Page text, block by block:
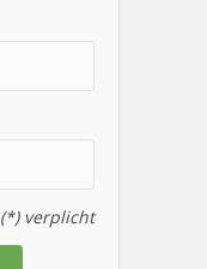
(*) verplicht